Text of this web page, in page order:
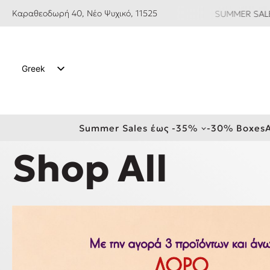
Καραθεοδωρή 40, Νέο Ψυχικό, 11525
ΜΕΤΑΦΟΡΙΚΑ ΑΝΩ ΤΩΝ 59€ SUMMER SALES ΕΩΣ -
Greek
Summer Sales έως -35%
Shop All Βoxes & Combos
-30% Boxes
Shop All Face Moisturizers
Shop All
Shop All
& ΑΚΝΕΪΚΕΣ ΕΠΙΔΕΡΜΙΔΕΣ